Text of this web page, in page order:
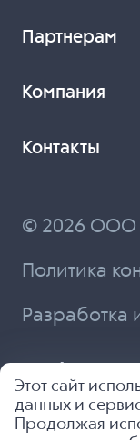
Партнерам
Компания
Контакты
© 2026 ООО
Политика
Разработка
Этот сайт
данных и
Продолжая